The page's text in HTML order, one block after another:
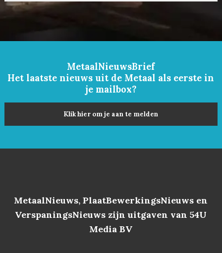
MetaalNieuwsBrief
Het laatste nieuws uit de Metaal als eerste in
je mailbox?
Klik hier om je aan te melden
MetaalNieuws, PlaatBewerkingsNieuws en
VerspaningsNieuws zijn uitgaven van 54U
Media BV